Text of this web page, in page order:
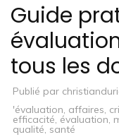
Guide
tous les
Publié par
'évaluation, affaires,
efficacité, évaluation,
qualité, santé